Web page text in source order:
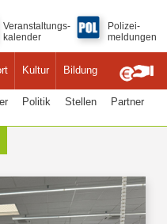
Kultur Bildung
Veranstaltungs-
kalender
Polizei-
meldungen
Politik Stellen Partner